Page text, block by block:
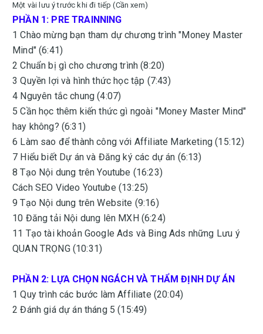
Một vài lưu ý trước khi đi tiếp (Cần xem)
PHẦN 1: PRE TRAINNING
1 Chào mừng bạn tham dự chương trình "Money Master
Mind" (6:41)
2 Chuẩn bị gì cho chương trình (8:20)
3 Quyền lợi và hình thức học tập (7:43)
4 Nguyên tắc chung (4:07)
5 Cần học thêm kiến thức gì ngoài "Money Master Mind"
hay không? (6:31)
6 Làm sao để thành công với Affiliate Marketing (15:12)
7 Hiểu biết Dự án và Đăng ký các dự án (6:13)
8 Tạo Nội dung trên Youtube (16:23)
Cách SEO Video Youtube (13:25)
9 Tạo Nội dung trên Website (9:16)
10 Đăng tải Nội dung lên MXH (6:24)
11 Tạo tài khoản Google Ads và Bing Ads những Lưu ý
QUAN TRỌNG (10:31)
PHẦN 2: LỰA CHỌN NGÁCH VÀ THẨM ĐỊNH DỰ ÁN
1 Quy trình các bước làm Affiliate (20:04)
2 Đánh giá dự án tháng 5 (15:49)